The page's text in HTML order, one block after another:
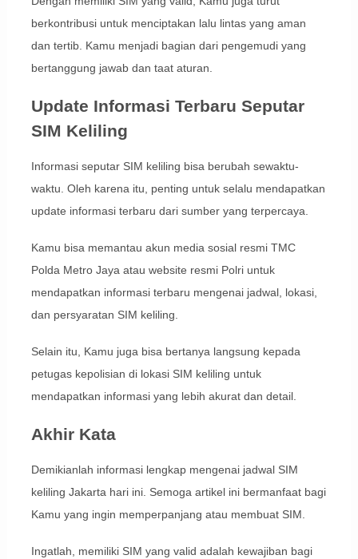
berkontribusi untuk menciptakan lalu lintas yang aman
dan tertib. Kamu menjadi bagian dari pengemudi yang
bertanggung jawab dan taat aturan.
Update Informasi Terbaru Seputar
SIM Keliling
Informasi seputar SIM keliling bisa berubah sewaktu-
waktu. Oleh karena itu, penting untuk selalu mendapatkan
update informasi terbaru dari sumber yang terpercaya.
Kamu bisa memantau akun media sosial resmi TMC
Polda Metro Jaya atau website resmi Polri untuk
mendapatkan informasi terbaru mengenai jadwal, lokasi,
dan persyaratan SIM keliling.
Selain itu, Kamu juga bisa bertanya langsung kepada
petugas kepolisian di lokasi SIM keliling untuk
mendapatkan informasi yang lebih akurat dan detail.
Akhir Kata
Demikianlah informasi lengkap mengenai jadwal SIM
keliling Jakarta hari ini. Semoga artikel ini bermanfaat bagi
Kamu yang ingin memperpanjang atau membuat SIM.
Ingatlah, memiliki SIM yang valid adalah kewajiban bagi